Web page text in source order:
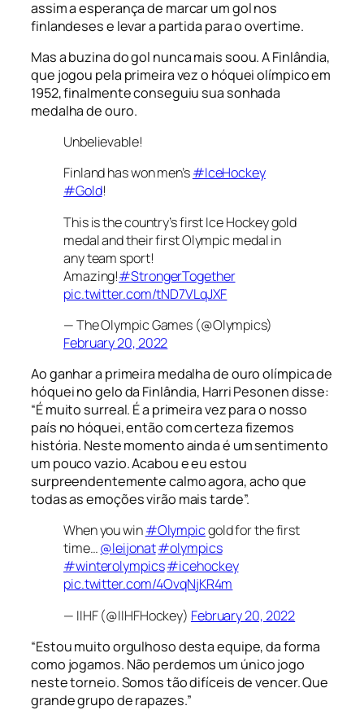
assim a esperança de marcar um gol nos
finlandeses e levar a partida para oovertime.
Mas a buzina do gol nunca mais soou. A Finlândia,
que jogou pela primeira vez o hóquei olímpico em
1952, finalmente conseguiu sua sonhada
medalha de ouro.
Unbelievable!
Finland has won men’s#IceHockey
#Gold!
This is the country’s first Ice Hockey gold
medal and their first Olympic medal in
any team sport!
Amazing!#StrongerTogether
pic.twitter.com/tND7VLqJXF
— The Olympic Games (@Olympics)
February 20, 2022
Ao ganhar a primeira medalha de ouro olímpica de
hóquei no gelo da Finlândia, Harri Pesonen disse:
“É muito surreal. É a primeira vez para o nosso
país no hóquei, então com certeza fizemos
história. Neste momento ainda é um sentimento
um pouco vazio. Acabou e eu estou
surpreendentemente calmo agora, acho que
todas as emoções virão mais tarde”.
When you win#Olympicgold for the first
time…@leijonat#olympics
#winterolympics#icehockey
pic.twitter.com/4OvqNjKR4m
— IIHF (@IIHFHockey) February 20, 2022
“Estou muito orgulhoso desta equipe, da forma
como jogamos. Não perdemos um único jogo
neste torneio. Somos tão difíceis de vencer. Que
grande grupo de rapazes.”